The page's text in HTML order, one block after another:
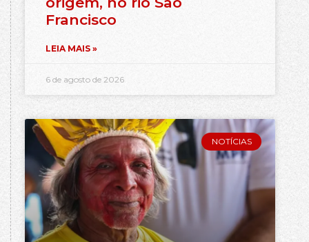
Francisco
LEIA MAIS »
6 de agosto de 2026
NOTÍCIAS